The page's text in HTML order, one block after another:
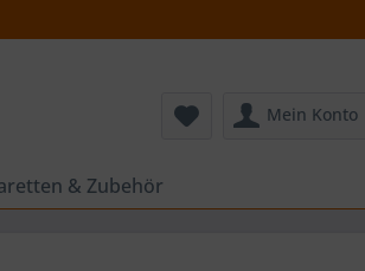
Mein Konto
& Zubehör